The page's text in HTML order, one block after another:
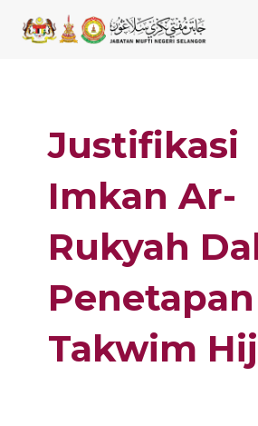
Justifikasi
Imkan Ar-
Rukyah
Penetapan
Takwim